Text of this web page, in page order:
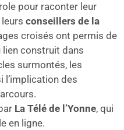
pour raconter leur
conseillers de la
croisés ont permis de
lien construit dans
surmontés, les
l’implication des
La Télé de l’Yonne, qui
en ligne.